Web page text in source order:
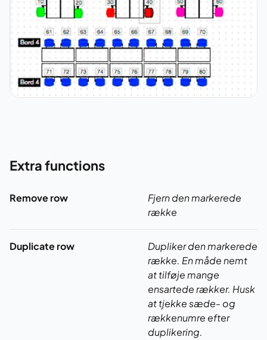
Extra functions
Remove row
Fjern den markerede
række
Duplicate row
Dupliker den markerede
række. En måde nemt
at tilføje mange
ensartede rækker. Husk
at tjekke sæde- og
rækkenumre efter
duplikering.